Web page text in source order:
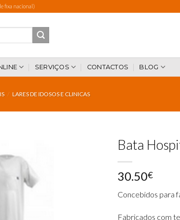
fixa nacional)
SERVIÇOS CONTACTOS BLOG
/ LARES DE IDOSOS E CLINICAS
wishlist
Bata
30.50€
Concebidos para
Fabricados com